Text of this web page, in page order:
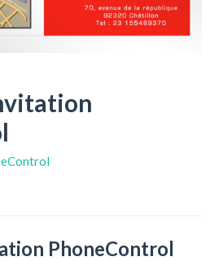
PhoneControl